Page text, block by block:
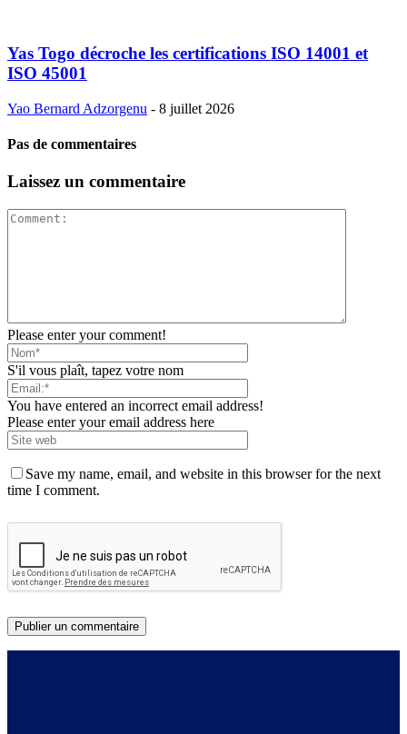
Yas Togo décroche les certifications ISO 14001 et
ISO 45001
Yao Bernard Adzorgenu - 8 juillet 2026
Pas de commentaires
Laissez un commentaire
Please enter your comment!
S'il vous plaît, tapez votre nom
You have entered an incorrect email address!
Please enter your email address here
Save my name, email, and website in this browser for the next
time I comment.